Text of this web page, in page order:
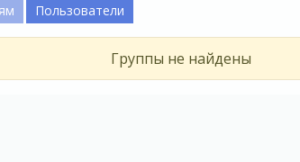
Пользователи
Группы не найдены